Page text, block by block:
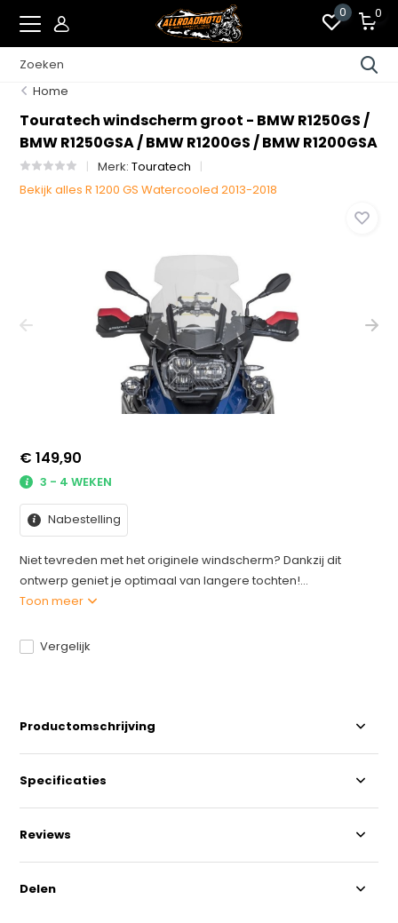
0 0
Home
Touratech windscherm groot - BMW R1250GS /
BMW R1250GSA / BMW R1200GS / BMW R1200GSA
Merk:Touratech
Bekijk alles R 1200 GS Watercooled 2013-2018
€ 149,90
3 - 4 WEKEN
Nabestelling
Niet tevreden met het originele windscherm? Dankzij dit
ontwerp geniet je optimaal van langere tochten!...
Toon meer
Vergelijk
Productomschrijving
Specificaties
Reviews
Delen